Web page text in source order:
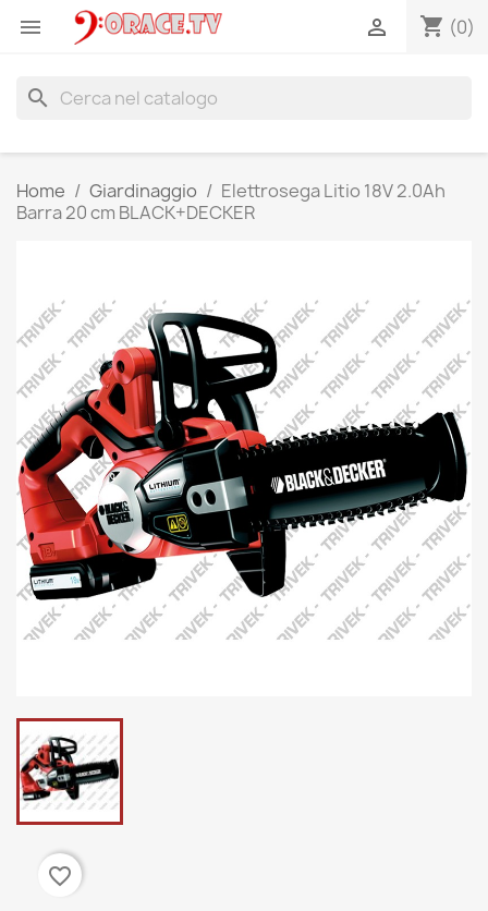
 shopping_cart (0)

search
Home Giardinaggio
Elettrosega Litio 18V 2.0Ah
Barra 20 cm BLACK+DECKER
favorite_border